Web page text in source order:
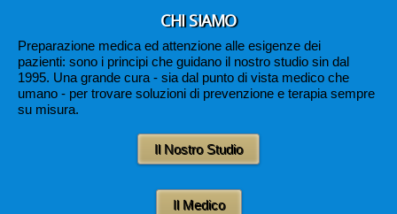
CHI SIAMO
Preparazione medica ed attenzione alle esigenze dei
pazienti: sono i principi che guidano il nostro studio sin dal
1995. Una grande cura - sia dal punto di vista medico che
umano - per trovare soluzioni di prevenzione e terapia sempre
su misura.
Il Nostro Studio
Il Medico